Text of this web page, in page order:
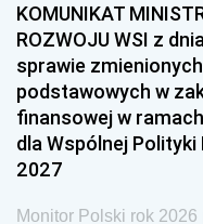
KOMUNIKAT
ROZWOJU WSI z
sprawie
podstawowych w
finansowej w
dla Wspólnej
2027
Monitor Polski rok 2026